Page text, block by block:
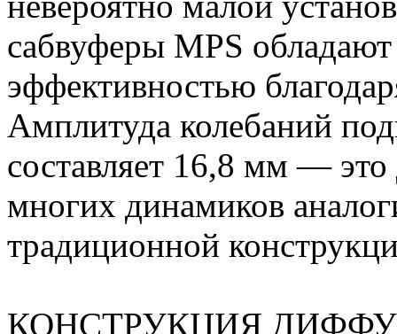
сабвуферы MPS
эффективностью
Амплитуда колебаний
составляет 16,8 мм —
многих динамиков
традиционной
КОНСТРУКЦИЯ